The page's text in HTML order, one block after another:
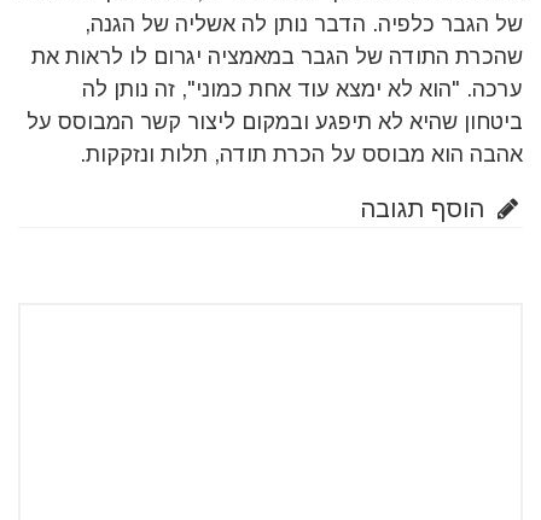
של הגבר כלפיה. הדבר נותן לה אשליה של הגנה,
שהכרת התודה של הגבר במאמציה יגרום לו לראות את
ערכה. "הוא לא ימצא עוד אחת כמוני", זה נותן לה
ביטחון שהיא לא תיפגע ובמקום ליצור קשר המבוסס על
אהבה הוא מבוסס על הכרת תודה, תלות ונזקקות.
הוסף תגובה